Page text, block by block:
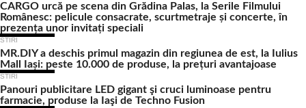
CARGO urcă pe scena din Grădina Palas, la Serile Filmului
Românesc: pelicule consacrate, scurtmetraje și concerte, în
prezența unor invitați speciali
STIRI
MR.DIY a deschis primul magazin din regiunea de est, la Iulius
Mall Iași: peste 10.000 de produse, la prețuri avantajoase
STIRI
Panouri publicitare LED gigant şi cruci luminoase pentru
farmacie, produse la Iaşi de Techno Fusion